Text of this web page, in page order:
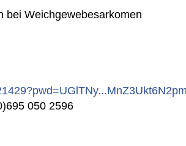
bei Weichgewebesarkomen
050 2596